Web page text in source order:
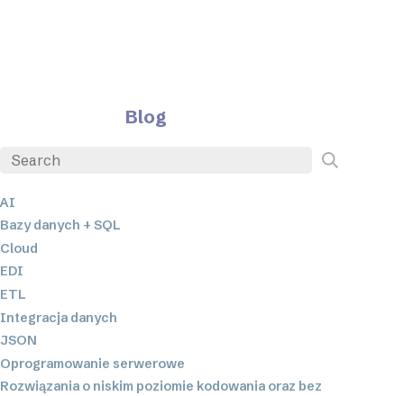
Blog
AI
Bazy danych + SQL
Cloud
EDI
ETL
Integracja danych
JSON
Oprogramowanie serwerowe
Rozwiązania o niskim poziomie kodowania oraz bez